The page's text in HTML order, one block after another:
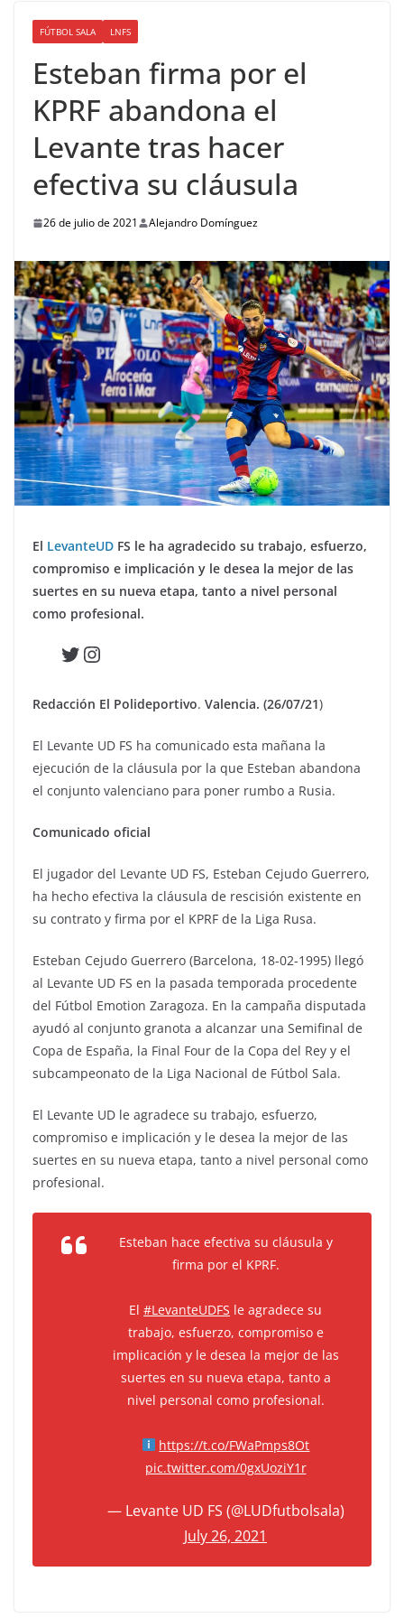
FÚTBOL SALA LNFS
Esteban firma por el
KPRF abandona el
Levante tras hacer
efectiva su cláusula
26 de julio de 2021 Alejandro Domínguez
El LevanteUD FS le ha agradecido su trabajo, esfuerzo,
compromiso e implicación y le desea la mejor de las
suertes en su nueva etapa, tanto a nivel personal
como profesional.
Twitter
Instagram
Redacción El Polideportivo. Valencia. (26/07/21)
El Levante UD FS ha comunicado esta mañana la
ejecución de la cláusula por la que Esteban abandona
el conjunto valenciano para poner rumbo a Rusia.
Comunicado oficial
El jugador del Levante UD FS, Esteban Cejudo Guerrero,
ha hecho efectiva la cláusula de rescisión existente en
su contrato y firma por el KPRF de la Liga Rusa.
Esteban Cejudo Guerrero (Barcelona, 18-02-1995) llegó
al Levante UD FS en la pasada temporada procedente
del Fútbol Emotion Zaragoza. En la campaña disputada
ayudó al conjunto granota a alcanzar una Semifinal de
Copa de España, la Final Four de la Copa del Rey y el
subcampeonato de la Liga Nacional de Fútbol Sala.
El Levante UD le agradece su trabajo, esfuerzo,
compromiso e implicación y le desea la mejor de las
suertes en su nueva etapa, tanto a nivel personal como
profesional.
Esteban hace efectiva su cláusula y
firma por el KPRF.
El #LevanteUDFS le agradece su
trabajo, esfuerzo, compromiso e
implicación y le desea la mejor de las
suertes en su nueva etapa, tanto a
nivel personal como profesional.
https://t.co/FWaPmps8Ot
pic.twitter.com/0gxUoziY1r
— Levante UD FS (@LUDfutbolsala)
July 26, 2021